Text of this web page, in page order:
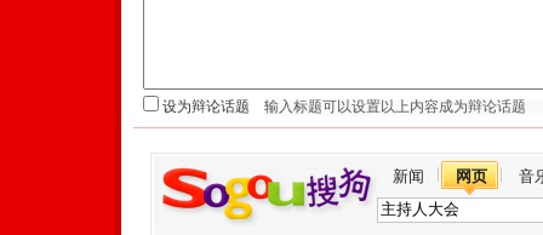
设为辩论话题
新闻 网页 音